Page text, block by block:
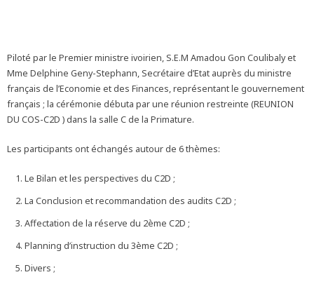
Piloté par le Premier ministre ivoirien, S.E.M Amadou Gon Coulibaly et
Mme Delphine Geny-Stephann, Secrétaire d’Etat auprès du ministre
français de l’Economie et des Finances, représentant le gouvernement
français ; la cérémonie débuta par une réunion restreinte (REUNION
DU COS-C2D ) dans la salle C de la Primature.
Les participants ont échangés autour de 6 thèmes:
Le Bilan et les perspectives du C2D ;
La Conclusion et recommandation des audits C2D ;
Affectation de la réserve du 2ème C2D ;
Planning d’instruction du 3ème C2D ;
Divers ;